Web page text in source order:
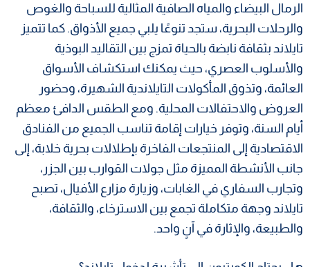
الرمال البيضاء والمياه الصافية المثالية للسباحة والغوص
والرحلات البحرية، ستجد تنوعًا يلبي جميع الأذواق. كما تتميز
تايلاند بثقافة نابضة بالحياة تمزج بين التقاليد البوذية
والأسلوب العصري، حيث يمكنك استكشاف الأسواق
العائمة، وتذوق المأكولات التايلاندية الشهيرة، وحضور
العروض والاحتفالات المحلية. ومع الطقس الدافئ معظم
أيام السنة، وتوفر خيارات إقامة تناسب الجميع من الفنادق
الاقتصادية إلى المنتجعات الفاخرة بإطلالات بحرية خلابة، إلى
جانب الأنشطة المميزة مثل جولات القوارب بين الجزر،
وتجارب السفاري في الغابات، وزيارة مزارع الأفيال، تصبح
تايلاند وجهة متكاملة تجمع بين الاسترخاء، والثقافة،
والطبيعة، والإثارة في آنٍ واحد.